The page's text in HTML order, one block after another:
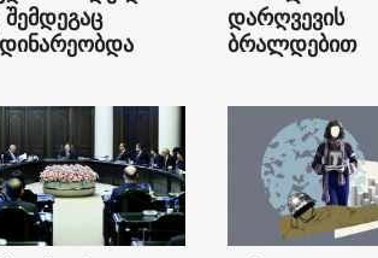
შემდეგაც დარღვევის
ბრალდებით